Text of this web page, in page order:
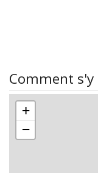
Comment s'y
+
−